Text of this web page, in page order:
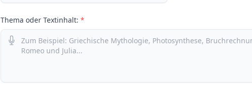
Thema oder Textinhalt: *